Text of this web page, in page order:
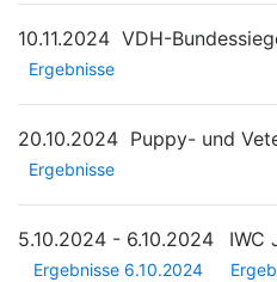
10.11.2024 VDH-
Ergebnisse
20.10.2024 Puppy- und
Ergebnisse
5.10.2024 - 6.10.2024 IWC
Ergebnisse 6.10.2024